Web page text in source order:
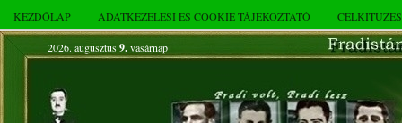
KEZDŐLAP ADATKEZELÉSI ÉS COOKIE TÁJÉKOZTATÓ
2026. augusztus 9.vasárnap